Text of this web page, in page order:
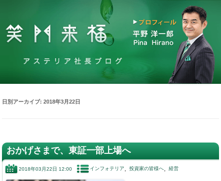
日別アーカイブ:2018年3月22日
おかげさまで、東証一部上場へ
2018年03月22日 12:00 インフォテリア 投資家の皆様へ 経営